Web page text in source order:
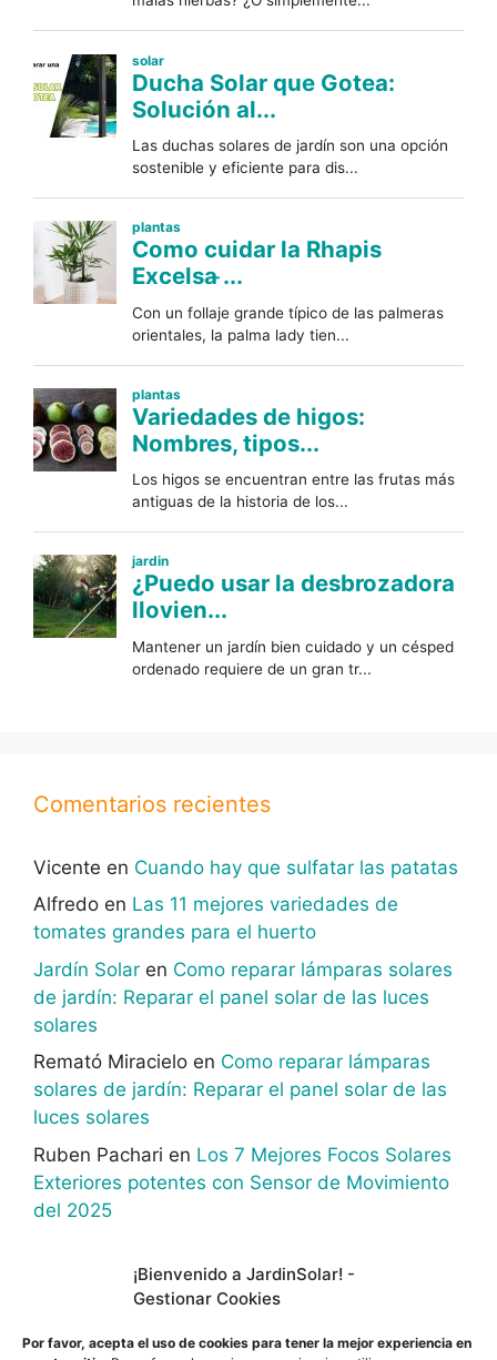
¡Bienvenido a JardinSolar! -
Gestionar Cookies
Por favor, acepta el uso de cookies para tener la mejor experiencia en
Comentarios recientes
Vicente en Cuando hay que sulfatar las patatas
Alfredo en Las 11 mejores variedades de
tomates grandes para el huerto
Jardín Solar en Como reparar lámparas solares
de jardín: Reparar el panel solar de las luces
solares
Remató Miracielo en Como reparar lámparas
solares de jardín: Reparar el panel solar de las
luces solares
Ruben Pachari en Los 7 Mejores Focos Solares
Exteriores potentes con Sensor de Movimiento
del 2025
ingresos por las compras adscritas que cumplen